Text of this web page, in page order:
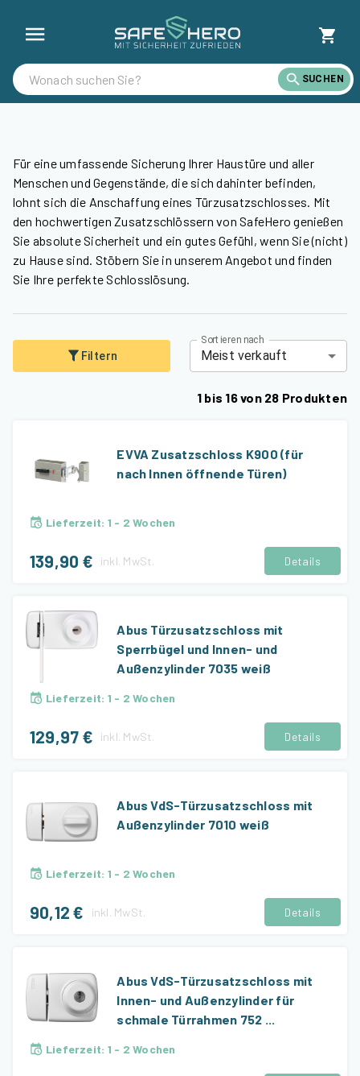
SUCHEN
Für eine umfassende Sicherung Ihrer Haustüre und aller
Menschen und Gegenstände, die sich dahinter befinden,
lohnt sich die Anschaffung eines Türzusatzschlosses. Mit
den hochwertigen Zusatzschlössern von SafeHero genießen
Sie absolute Sicherheit und ein gutes Gefühl, wenn Sie (nicht)
zu Hause sind. Stöbern Sie in unserem Angebot und finden
Sie Ihre perfekte Schlosslösung.
Filtern
Sortieren nach
Meist verkauft
1 bis 16von 28 Produkten
EVVA Zusatzschloss K900 (für
nach Innen öffnende Türen)
Lieferzeit: 1 - 2 Wochen
139,90 € inkl. MwSt. Details
Abus Türzusatzschloss mit
Sperrbügel und Innen- und
Außenzylinder 7035 weiß
Lieferzeit: 1 - 2 Wochen
129,97 € inkl. MwSt. Details
Abus VdS-Türzusatzschloss mit
Außenzylinder 7010 weiß
Lieferzeit: 1 - 2 Wochen
90,12 € inkl. MwSt. Details
Abus VdS-Türzusatzschloss mit
Innen- und Außenzylinder für
schmale Türrahmen 752 ...
Lieferzeit: 1 - 2 Wochen